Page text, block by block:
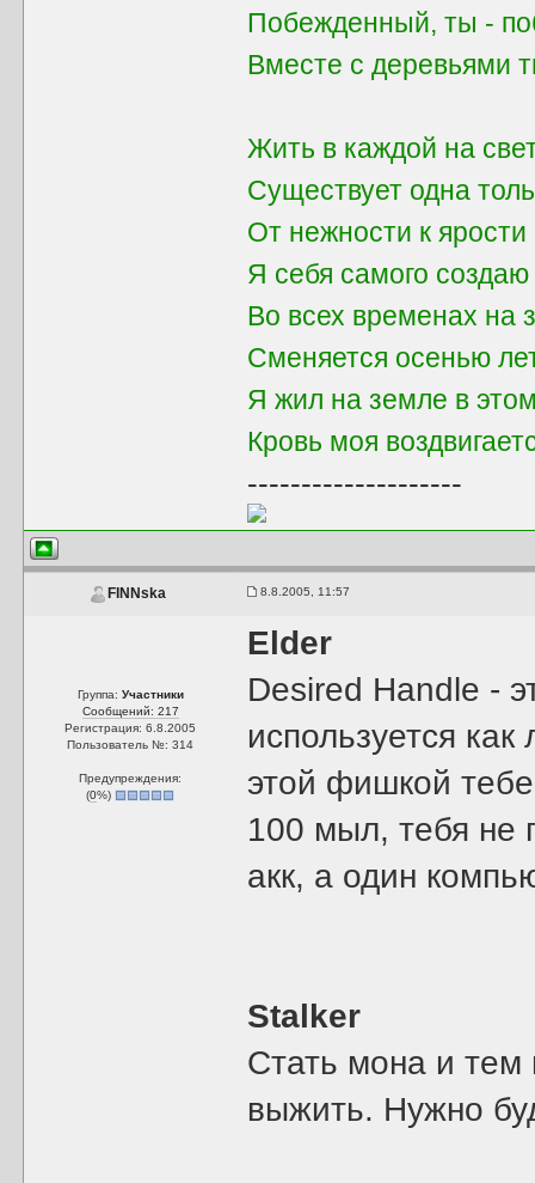
Побежденный, ты -
Вместе с деревьями
Жить в каждой на
Существует одна
От нежности к ярости
Я себя самого
Во всех временах на
Сменяется осенью
Я жил на земле в
Кровь моя
--------------------
FINNska 8.8.2005, 11:57
Группа: Участники
Сообщений: 217
Регистрация: 6.8.2005
Пользователь №: 314
Предупреждения:
(0%)
Elder
Desired Handle -
используется
этой фишкой
100 мыл, тебя не
акк, а один
Stalker
Стать мона и
выжить. Нужно